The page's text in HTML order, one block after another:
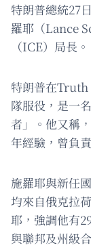
特朗普總統27
羅耶（Lance
（ICE）局長。
特朗普在Truth
隊服役，是一
者」。他又稱
年經驗，曾負
施羅耶與新任
均來自俄克拉
耶，強調他有
與聯邦及州級